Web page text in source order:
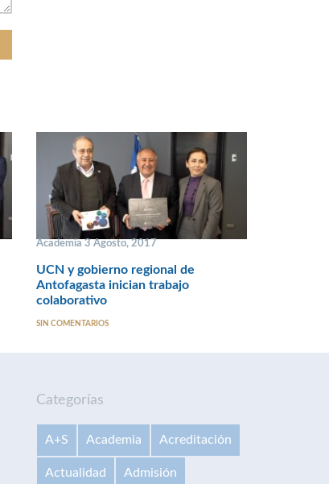
Academia 3 Agosto, 2017
UCN y gobierno regional de
Antofagasta inician trabajo
colaborativo
SIN COMENTARIOS
Categorías
A+S Academia Acreditación
Actualidad Admisión